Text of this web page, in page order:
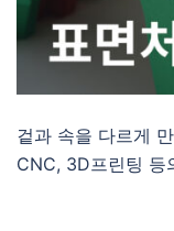
겉과 속을 다르게
CNC, 3D프린팅